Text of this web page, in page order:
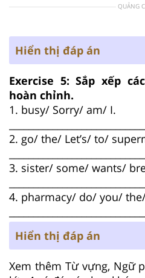
QUẢNG
Hiển thị đáp án
Exercise 5: Sắp xếp
hoàn chỉnh.
1. busy/ Sorry/ am/ I.
2. go/ the/ Let’s/ to/
3. sister/ some/ wants/
4. pharmacy/ do/ you/
Hiển thị đáp án
Xem thêm Từ vựng, Ngữ